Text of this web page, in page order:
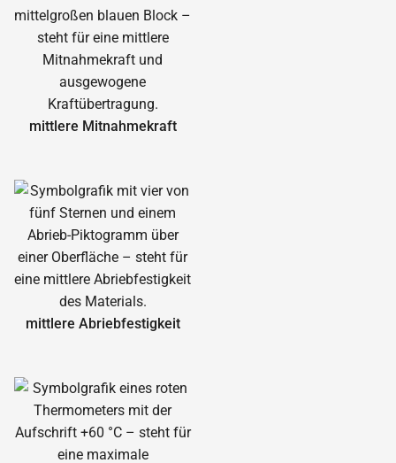
mittlere Mitnahmekraft
mittlere Abrieb­festigkeit